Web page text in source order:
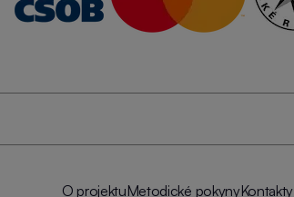
O projektuMetodické pokynyKontakty